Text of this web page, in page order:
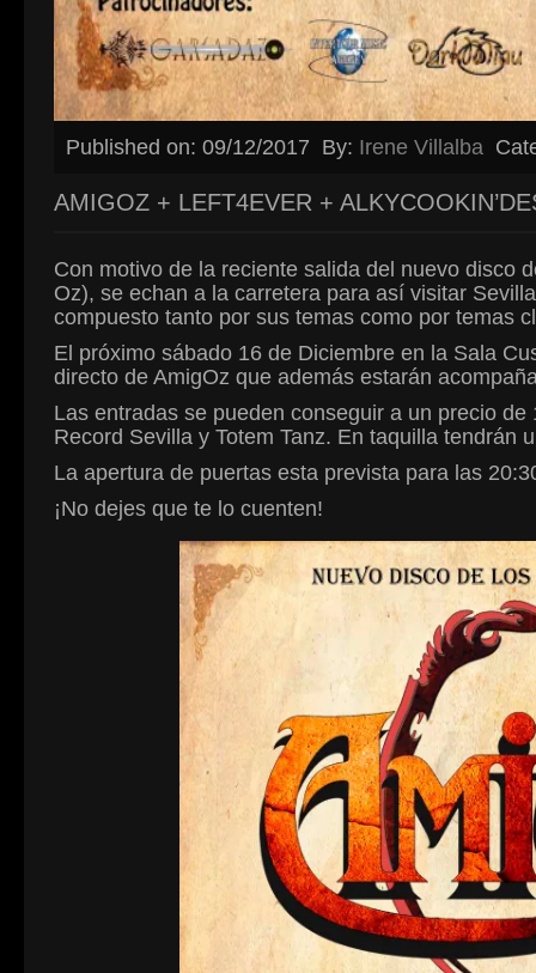
Published on: 09/12/2017 By: Irene Villalba
AMIGOZ + LEFT4EVER +
Con motivo de la reciente salida del nuevo disco
Oz), se echan a la carretera para así visitar
compuesto tanto por sus temas como por temas
El próximo sábado 16 de Diciembre en la Sala
directo de AmigOz que además estarán
Las entradas se pueden conseguir a un precio
Record Sevilla y Totem Tanz. En taquilla tendrán
La apertura de puertas esta prevista para las
¡No dejes que te lo cuenten!